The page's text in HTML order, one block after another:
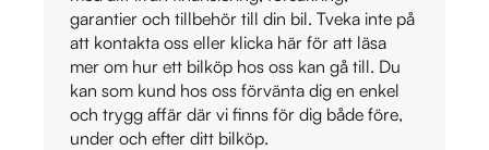
garantier och tillbehör till din bil. Tveka inte på
att kontakta oss eller klicka här för att läsa
mer om hur ett bilköp hos oss kan gå till. Du
kan som kund hos oss förvänta dig en enkel
och trygg affär där vi finns för dig både före,
under och efter ditt bilköp.